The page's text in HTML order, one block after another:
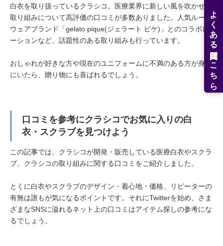
よくある質問はこちら
白衣を取り扱っているクラシコ。医療業界に新しい風を吹かせる
取り組みについて高評価の口コミが多数ありました。人気ルーム
ウェアブランド「gelato pique(ジェラート ピケ)」とのコラボレ
ーションなど、話題性のある取り組みも行っています。
おしゃれが好きな方や現在のユニフォームに不満のある方が身近
にいたら、贈り物にも喜ばれるでしょう。
口コミを参考にクラシコでお気に入りの白
衣・スクラブを見つけよう
この記事では、クラシコが開発・販売している医療白衣やスクラ
ブ、クラシコの取り組みに関する口コミをご紹介しました。
とくに白衣やスクラブのデザイン・着心地・価格、リピーターの
有無は誰もが気になるポイントです。それにTwitterを始め、さま
ざまなSNSに溢れるネット上の口コミはアイテム探しの参考にな
るでしょう。